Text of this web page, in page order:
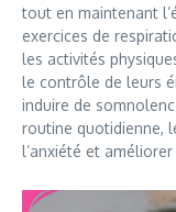
tout en maintenant
exercices de
les activités
le contrôle de leurs
induire de
routine quotidienne,
l’anxiété et